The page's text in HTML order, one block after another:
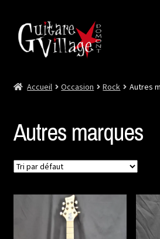
Lutherie et Artisanat
Good Deal !
Contact
Accueil Occasion Rock Autres
Autres marques